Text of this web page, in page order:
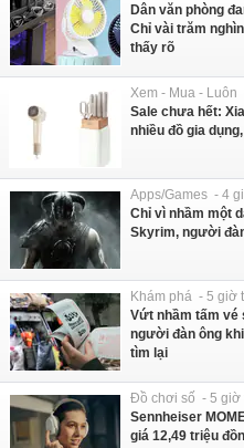
Dân văn phòng
Chỉ vài trăm
thấy rõ
Xem - Mua -
Sale chưa hết:
nhiều đồ gia
Apps/Games - 4
Chỉ vì nhầm một
Skyrim, người
Khám phá - 5 giờ
Vứt nhầm tấm vé
người đàn ông
tìm lại
Đồ chơi số - 5 giờ
Sennheiser
giá 12,49 triệu